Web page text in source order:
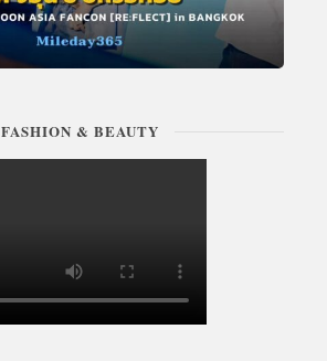
FASHION & BEAUTY